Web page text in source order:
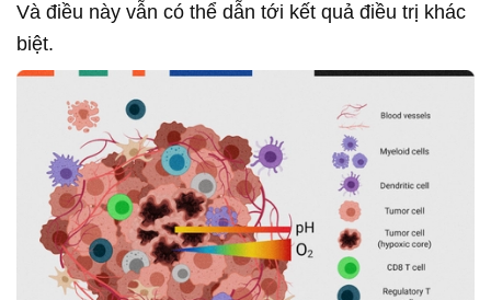
Và điều này vẫn có thể dẫn tới kết quả điều trị khác
biệt.